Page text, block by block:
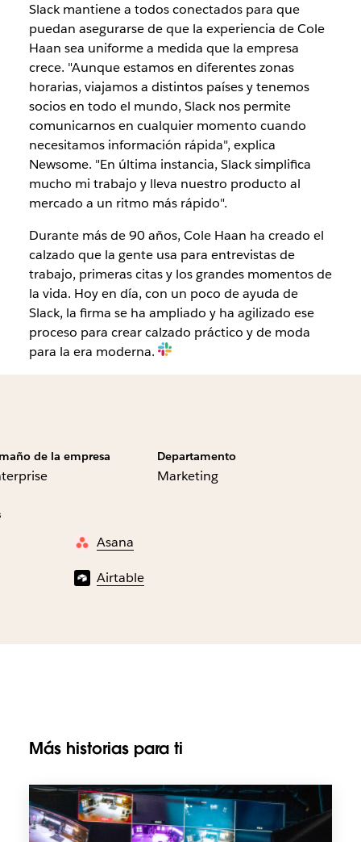
Slack mantiene a todos conectados para que
puedan asegurarse de que la experiencia de Cole
Haan sea uniforme a medida que la empresa
crece. "Aunque estamos en diferentes zonas
horarias, viajamos a distintos países y tenemos
socios en todo el mundo, Slack nos permite
comunicarnos en cualquier momento cuando
necesitamos información rápida", explica
Newsome. "En última instancia, Slack simplifica
mucho mi trabajo y lleva nuestro producto al
mercado a un ritmo más rápido".
Durante más de 90 años, Cole Haan ha creado el
calzado que la gente usa para entrevistas de
trabajo, primeras citas y los grandes momentos de
la vida. Hoy en día, con un poco de ayuda de
Slack, la firma se ha ampliado y ha agilizado ese
proceso para crear calzado práctico y de moda
para la era moderna.
de la empresa Departamento
Marketing
Asana
Airtable
Más historias para ti